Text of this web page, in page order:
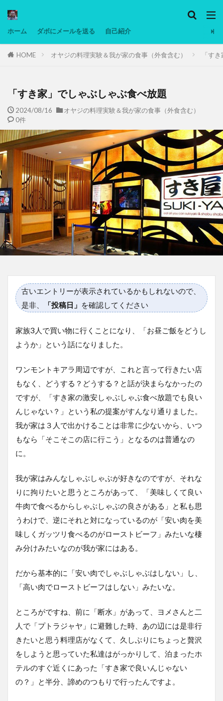
ホーム ダボにメールを送る 自己紹介
HOME オヤジの料理実験＆我が家の食事（外食含む） 「す
「すき家」でしゃぶしゃぶ食べ放題
2024/08/16
オヤジの料理実験＆我が家の食事（外食含む）
0件
古いエントリーが表示されているかもしれないので、
是非、
「投稿日」 を確認してください
家族3人で買い物に行くことになり、「お昼ご飯をどうし
ようか」という話になりました。
ワンモントキアラ周辺ですが、これと言って行きたい店
もなく、どうする？どうする？と話が決まらなかったの
ですが、「すき家の激安しゃぶしゃぶ食べ放題でも良い
んじゃない？」という私の提案がすんなり通りました。
我が家は３人で出かけることは非常に少ないから、いつ
もなら「そこそこの店に行こう」となるのは普通なの
に。
我が家はみんなしゃぶしゃぶが好きなのですが、それな
りに拘りたいと思うところがあって、「美味しくて良い
牛肉で食べるからしゃぶしゃぶの良さがある」と私も思
うわけで、逆にそれと対になっているのが「安い肉を美
味しくガッツリ食べるのがローストビーフ」みたいな棲
み分けみたいなのが我が家にはある。
だから基本的に「安い肉でしゃぶしゃぶはしない」し、
「高い肉でローストビーフはしない」みたいな。
ところがですね、前に「断水」があって、ヨメさんと二
人で「プトラジャヤ」に避難した時、あの辺には是非行
きたいと思う料理店がなくて、久しぶりにちょっと贅沢
をしようと思っていた私達はがっかりして、泊まったホ
テルのすぐ近くにあった「すき家で良いんじゃない
の？」と半分、諦めのつもりで行ったんですよ。
タグ
マレーシア動画
ヨーグルト
検索